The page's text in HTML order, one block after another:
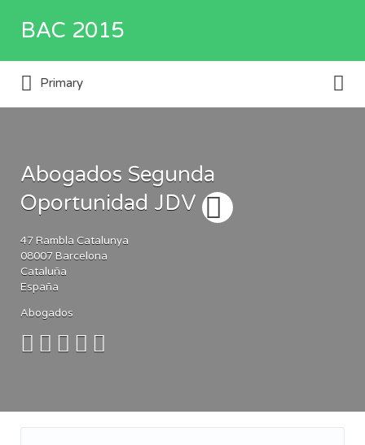
BAC 2015
Directorio de empresas y servicios
por:
Primary
Abogados Segunda
Oportunidad JDV
47 Rambla Catalunya
08007 Barcelona
Cataluña
España
Abogados